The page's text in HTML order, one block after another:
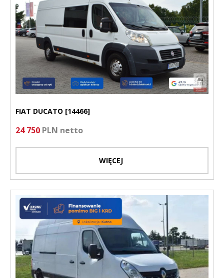
FIAT DUCATO [14466]
24 750 PLN netto
WIĘCEJ